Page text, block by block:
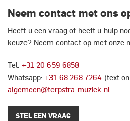
Neem contact met ons
Heeft u een vraag of heeft u hulp
keuze? Neem contact op met onze
Tel: +31 20 659 6858
Whatsapp: +31 68 268 7264 (text
algemeen@terpstra-muziek.nl
STEL EEN VRAAG